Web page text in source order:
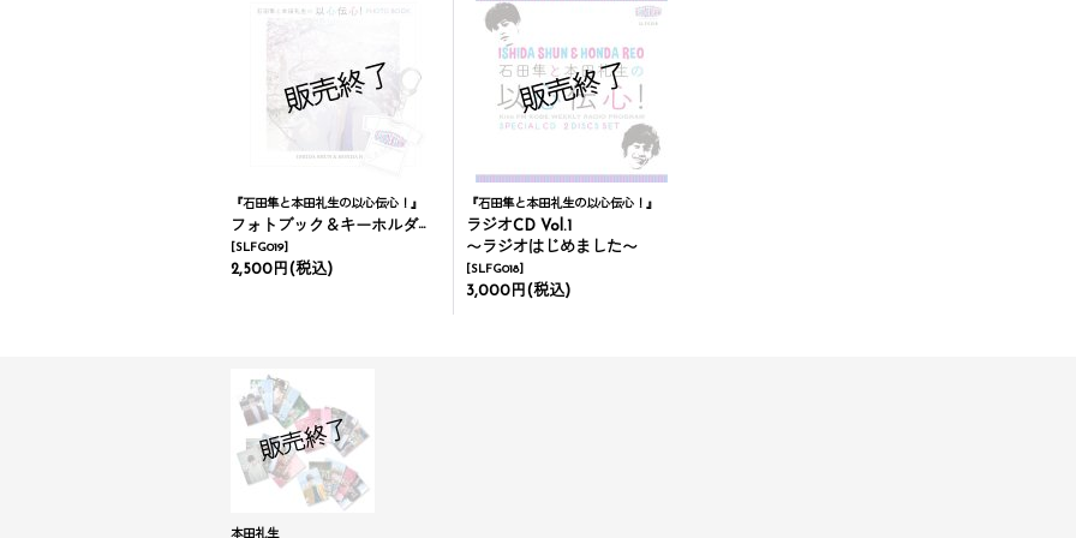
『石田隼と本田礼生の以心伝心！』
フォトブック＆キーホルダーセット
[SLFG019]
2,500円 (税込)
『石田隼と本田礼生の以心伝心！』
ラジオCD Vol.1
〜ラジオはじめました〜
[SLFG018]
3,000円 (税込)
本田礼生